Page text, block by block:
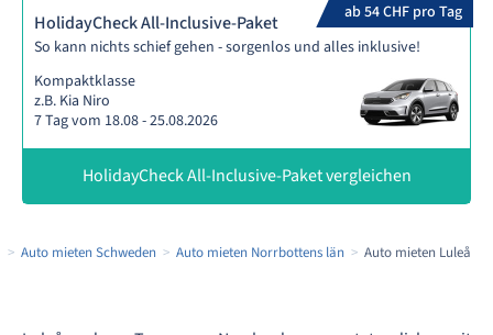
ab 54 CHF pro Tag
HolidayCheck All-Inclusive-Paket
So kann nichts schief gehen - sorgenlos und alles inklusive!
Kompaktklasse
z.B. Kia Niro
7 Tag vom 18.08 - 25.08.2026
HolidayCheck All-Inclusive-Paket vergleichen
Auto mieten Schweden Auto mieten Norrbottens län Auto mieten Luleå